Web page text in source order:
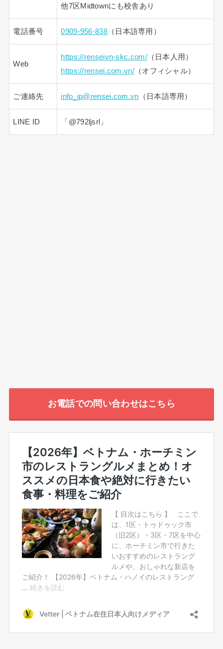
他7区Midtownにも校舎あり
電話番号 0909-956-838（日本語専用）
Web
https://renseivn-skc.com/（日本人用）
https://rensei.com.vn/（オフィシャル）
ご連絡先 info_jp@rensei.com.vn （日本語専用）
LINE ID 「@792ljsrl」
お電話での問い合わせはこちら